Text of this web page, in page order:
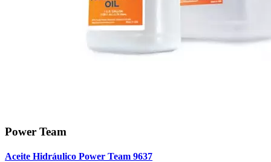
Power Team
Aceite Hidráulico Power Team 9637